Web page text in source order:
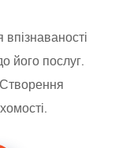
його послуг.
Створення